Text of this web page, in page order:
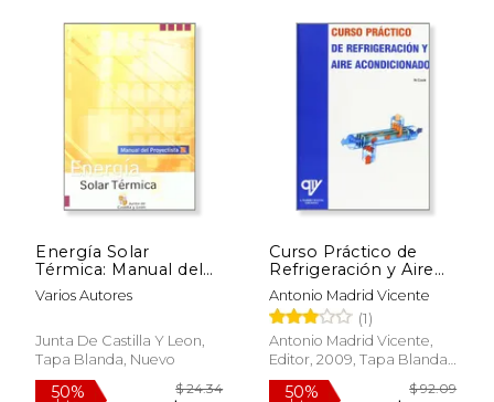
50%
dcto. $ 40.00
50%
dcto. $
Energía Solar
Térmica: Manual del
Proyectista
Varios Autores
Junta De Castilla Y Leon,
Tapa Blanda, Nuevo
Curso Práctico de
Refrigeración y Aire
Acondicionado
Antonio Madrid Vicente
(1)
Antonio Madrid Vicente,
Editor, 2009, Tapa Blanda,
Nuevo